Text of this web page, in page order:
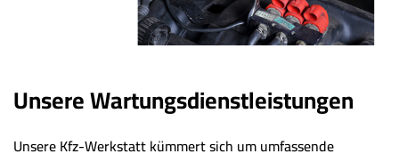
Unsere Wartungsdienstleistungen
Unsere Kfz-Werkstatt kümmert sich um umfassende